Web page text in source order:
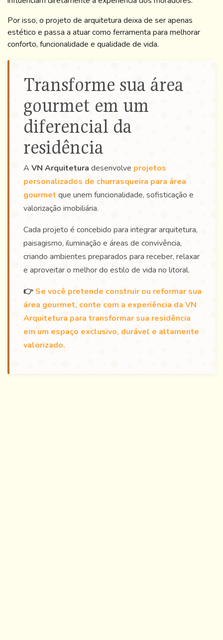
Por isso, o projeto de arquitetura deixa de ser apenas
estético e passa a atuar como ferramenta para melhorar
conforto, funcionalidade e qualidade de vida.
Transforme sua área
gourmet em um
diferencial da
residência
A VN Arquitetura desenvolve projetos
personalizados de churrasqueira para área
gourmet que unem funcionalidade, sofisticação e
valorização imobiliária.
Cada projeto é concebido para integrar arquitetura,
paisagismo, iluminação e áreas de convivência,
criando ambientes preparados para receber, relaxar
e aproveitar o melhor do estilo de vida no litoral.
👉 Se você pretende construir ou reformar sua
área gourmet, conte com a experiência da VN
Arquitetura para transformar sua residência
em um espaço exclusivo, durável e altamente
valorizado.